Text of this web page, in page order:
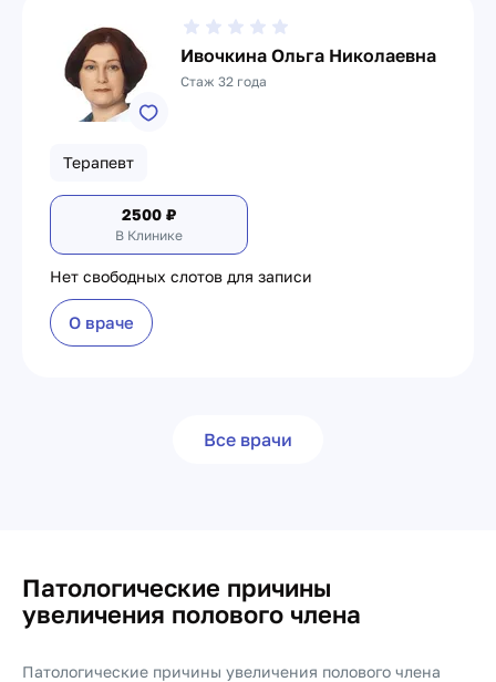
Ивочкина Ольга Николаевна
Стаж 32 года
Терапевт
2500 ₽
В Клинике
Нет свободных слотов для записи
О враче
Все врачи
Патологические причины
увеличения полового члена
Патологические причины увеличения полового члена